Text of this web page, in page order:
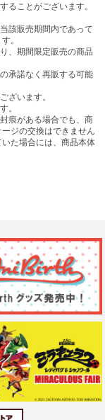
ることがございます。
該販売期間内であって
。
、期間限定販売の商品
承諾なく再販する可能
ざいます。
。
痕がある場合でも、商
ジの交換はできません
た場合には、商品本体